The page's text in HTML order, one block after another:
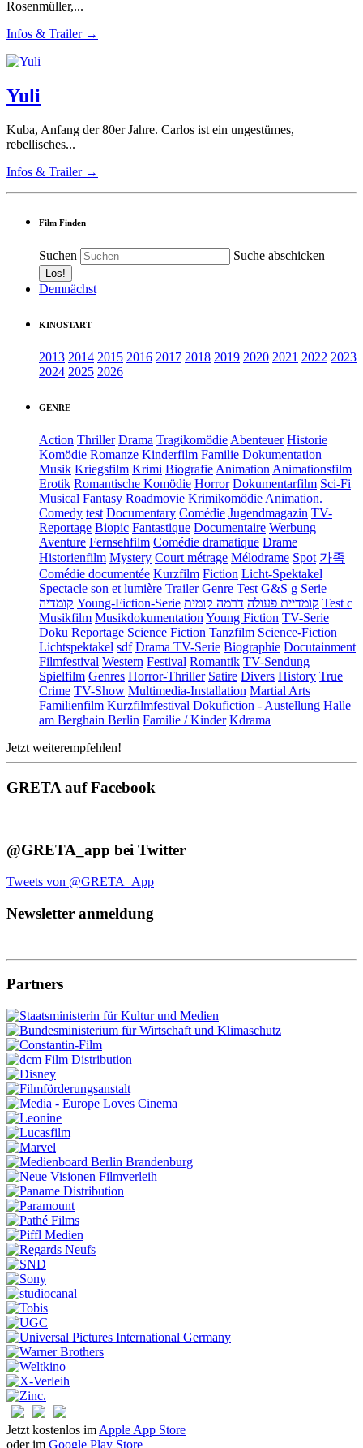
Rosenmüller,...
Infos & Trailer →
Yuli
Kuba, Anfang der 80er Jahre. Carlos ist ein ungestümes,
rebellisches...
Infos & Trailer →
Film Finden
Suchen Suche abschicken
Demnächst
KINOSTART
2013 2014 2015 2016 2017 2018 2019 2020 2021 2022 2023
2024 2025 2026
GENRE
Action Thriller Drama Tragikomödie Abenteuer Historie
Komödie Romanze Kinderfilm Familie Dokumentation
Musik Kriegsfilm Krimi Biografie Animation Animationsfilm
Erotik Romantische Komödie Horror Dokumentarfilm Sci-Fi
Musical Fantasy Roadmovie Krimikomödie Animation.
Comedy test Documentary Comédie Jugendmagazin TV-
Reportage Biopic Fantastique Documentaire Werbung
Aventure Fernsehfilm Comédie dramatique Drame
Historienfilm Mystery Court métrage Mélodrame Spot 가족
Comédie documentée Kurzfilm Fiction Licht-Spektakel
Spectacle son et lumière Trailer Genre Test G&S g Serie
קומדיה Young-Fiction-Serie קומדיית פעולה דרמה קומית
Test c
Musikfilm Musikdokumentation Young Fiction TV-Serie
Doku Reportage Science Fiction Tanzfilm Science-Fiction
Lichtspektakel sdf Drama TV-Serie Biographie Docutainment
Filmfestival Western Festival Romantik TV-Sendung
Spielfilm Genres Horror-Thriller Satire Divers History True
Crime TV-Show Multimedia-Installation Martial Arts
Familienfilm Kurzfilmfestival Dokufiction - Austellung Halle
am Berghain Berlin Familie / Kinder Kdrama
Jetzt weiterempfehlen!
GRETA auf Facebook
@GRETA_app bei Twitter
Tweets von @GRETA_App
Newsletter anmeldung
Partners
Jetzt kostenlos im Apple App Store
oder im Google Play Store